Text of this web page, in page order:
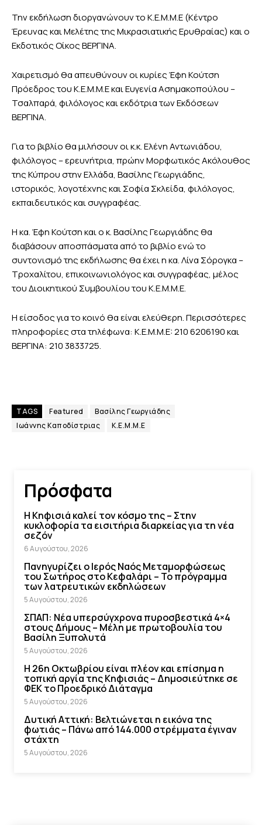
Την εκδήλωση διοργανώνουν το K.E.M.M.E (Κέντρο
Έρευνας και Μελέτης της Μικρασιατικής Ερυθραίας) και ο
Εκδοτικός Οίκος ΒΕΡΓΙΝΑ.
Χαιρετισμό θα απευθύνουν οι κυρίες Έφη Κούτση
Πρόεδρος του K.E.M.M.E και Ευγενία Ασημακοπούλου –
Τσαλπαρά, φιλόλογος και εκδότρια των Εκδόσεων
ΒΕΡΓΙΝΑ.
Για το βιβλίο θα μιλήσουν οι κ.κ. Ελένη Αντωνιάδου,
φιλόλογος – ερευνήτρια, πρώην Μορφωτικός Ακόλουθος
της Κύπρου στην Ελλάδα, Βασίλης Γεωργιάδης,
ιστορικός, λογοτέχνης και Σοφία Σκλείδα, φιλόλογος,
εκπαιδευτικός και συγγραφέας.
Η κα. Έφη Κούτση και ο κ. Βασίλης Γεωργιάδης θα
διαβάσουν αποσπάσματα από το βιβλίο ενώ το
συντονισμό της εκδήλωσης θα έχει η κα. Λίνα Σόρογκα –
Τροχαλίτου, επικοινωνιολόγος και συγγραφέας, μέλος
του Διοικητικού Συμβουλίου του K.E.M.M.E.
Η είσοδος για το κοινό θα είναι ελεύθερη. Περισσότερες
πληροφορίες στα τηλέφωνα: K.E.M.M.E: 210 6206190 και
ΒΕΡΓΙΝΑ: 210 3833725.
TAGS Featured
Βασίλης Γεωργιάδης
Ιωάννης Καποδίστριας
Κ.Ε.Μ.Μ.Ε
Πρόσφατα
Η Κηφισιά καλεί τον κόσμο της – Στην
κυκλοφορία τα εισιτήρια διαρκείας για τη νέα
σεζόν
6 Αυγούστου, 2026
Πανηγυρίζει ο Ιερός Ναός Μεταμορφώσεως
του Σωτήρος στο Κεφαλάρι – Το πρόγραμμα
των λατρευτικών εκδηλώσεων
5 Αυγούστου, 2026
ΣΠΑΠ: Νέα υπερσύγχρονα πυροσβεστικά 4×4
στους Δήμους – Μέλη με πρωτοβουλία του
Βασίλη Ξυπολυτά
5 Αυγούστου, 2026
Η 26η Οκτωβρίου είναι πλέον και επίσημα η
τοπική αργία της Κηφισιάς – Δημοσιεύτηκε σε
ΦΕΚ το Προεδρικό Διάταγμα
5 Αυγούστου, 2026
Δυτική Αττική: Βελτιώνεται η εικόνα της
φωτιάς – Πάνω από 144.000 στρέμματα έγιναν
στάχτη
5 Αυγούστου, 2026